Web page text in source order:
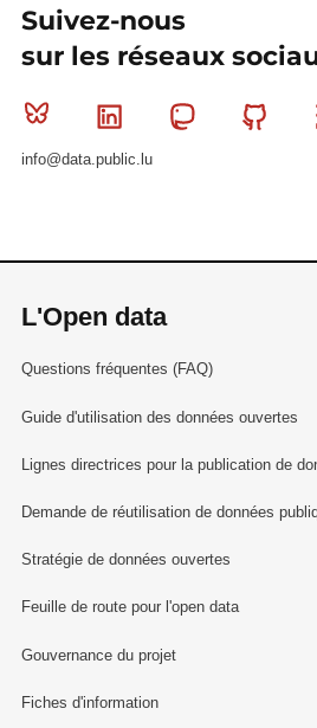
Suivez-nous
sur les réseaux
Bluesky Linkedin Mastodon
info@data.public.lu
L'Open data
Questions fréquentes (FAQ)
Guide d'utilisation des données ouvertes
Lignes directrices pour la publication de
Demande de réutilisation de données
Stratégie de données ouvertes
Feuille de route pour l'open data
Gouvernance du projet
Fiches d'information